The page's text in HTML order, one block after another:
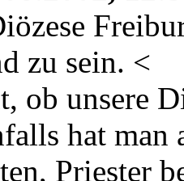
zu sein. <
ob unsere
hat
Priester